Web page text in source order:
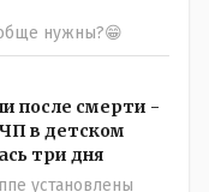
нужны?😁
после смерти -
в детском
три дня
установлены